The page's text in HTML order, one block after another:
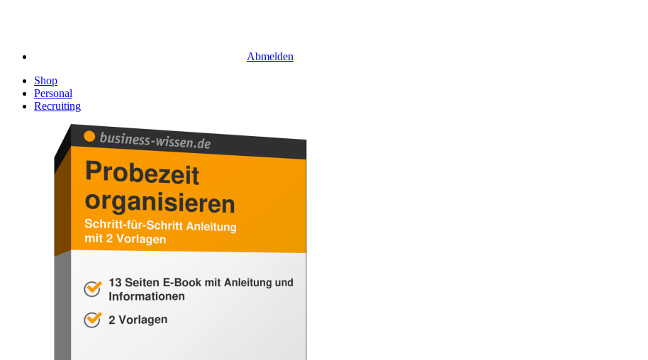
Abmelden
Shop
Personal
Recruiting